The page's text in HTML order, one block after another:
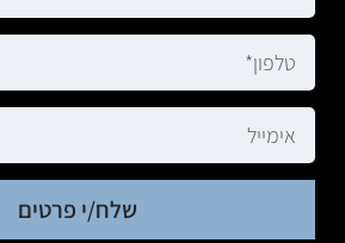
שלח/י פרטים